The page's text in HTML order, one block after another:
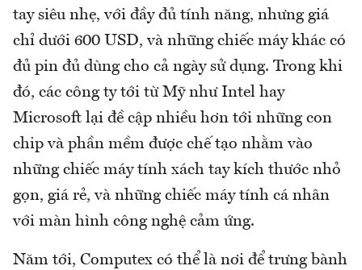
tay siêu nhẹ, với đầy đủ tính năng, nhưng giá
chỉ dưới 600 USD, và những chiếc máy khác có
đủ pin đủ dùng cho cả ngày sử dụng. Trong khi
đó, các công ty tới từ Mỹ như Intel hay
Microsoft lại đề cập nhiều hơn tới những con
chip và phần mềm được chế tạo nhằm vào
những chiếc máy tính xách tay kích thước nhỏ
gọn, giá rẻ, và những chiếc máy tính cá nhân
với màn hình công nghệ cảm ứng.
Năm tới, Computex có thể là nơi để trưng bành